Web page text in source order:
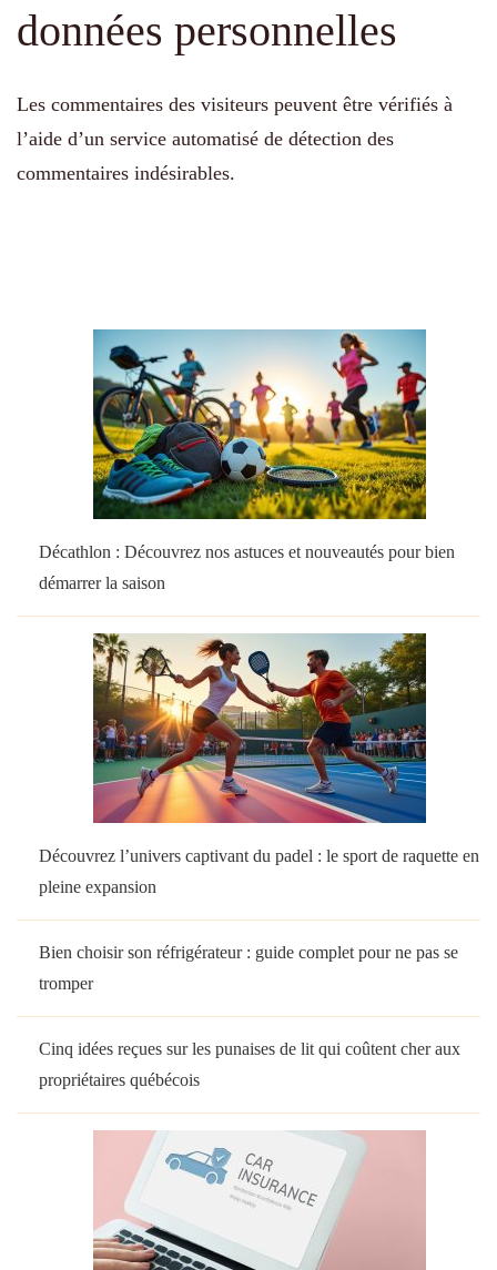
données personnelles
Les commentaires des visiteurs peuvent être vérifiés à
l’aide d’un service automatisé de détection des
commentaires indésirables.
Décathlon : Découvrez nos astuces et nouveautés pour bien
démarrer la saison
Découvrez l’univers captivant du padel : le sport de raquette en
pleine expansion
Bien choisir son réfrigérateur : guide complet pour ne pas se
tromper
Cinq idées reçues sur les punaises de lit qui coûtent cher aux
propriétaires québécois